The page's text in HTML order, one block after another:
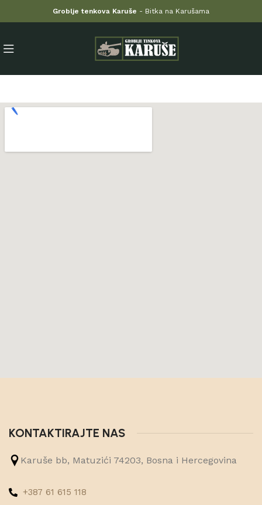
Groblje tenkova Karuše - Bitka na Karušama
KONTAKTIRAJTE NAS
Karuše bb, Matuzići 74203, Bosna i Hercegovina
+387 61 615 118